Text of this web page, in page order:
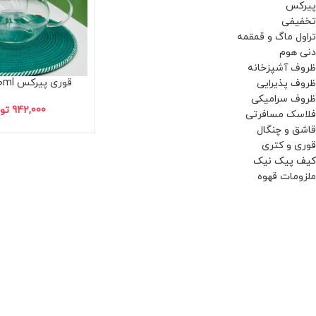
پیرکس
تخفیفی
تراول ماگ و قمقمه
دنی هوم
ظروف آشپزخانه
ظروف پذیرایی
ظروف سرامیکی
فلاسک مسافرتی
قاشق و چنگال
قوری و کتری
کیف پیک نیک
ملزومات قهوه
قوری پیرکس ft۳۳-۱۲۰۰ml
942,000